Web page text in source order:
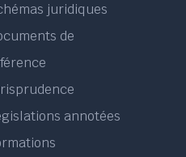
juridiques
de
annotées